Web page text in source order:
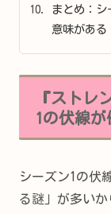
まとめ：
意味がある
『ストレ
1の伏線
シーズン1の伏
る謎」が多い